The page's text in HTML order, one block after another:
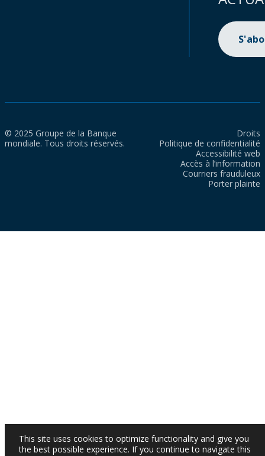
© 2025 Groupe de la Banque
mondiale. Tous droits réservés.
Droits
Politique de confidentialité
Accessibilité web
Accès à l’information
Courriers frauduleux
Porter plainte
This site uses cookies to optimize functionality and give you
the best possible experience. If you continue to navigate this